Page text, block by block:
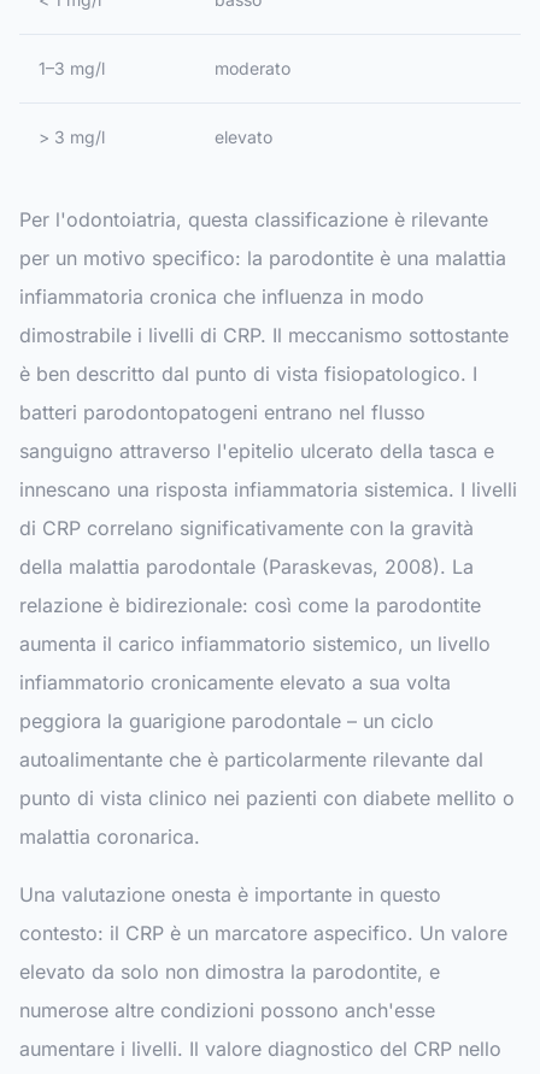
1–3 mg/l moderato
> 3 mg/l elevato
Per l'odontoiatria, questa classificazione è rilevante
per un motivo specifico: la parodontite è una malattia
infiammatoria cronica che influenza in modo
dimostrabile i livelli di CRP. Il meccanismo sottostante
è ben descritto dal punto di vista fisiopatologico. I
batteri parodontopatogeni entrano nel flusso
sanguigno attraverso l'epitelio ulcerato della tasca e
innescano una risposta infiammatoria sistemica. I livelli
di CRP correlano significativamente con la gravità
della malattia parodontale (Paraskevas, 2008). La
relazione è bidirezionale: così come la parodontite
aumenta il carico infiammatorio sistemico, un livello
infiammatorio cronicamente elevato a sua volta
peggiora la guarigione parodontale – un ciclo
autoalimentante che è particolarmente rilevante dal
punto di vista clinico nei pazienti con diabete mellito o
malattia coronarica.
Una valutazione onesta è importante in questo
contesto: il CRP è un marcatore aspecifico. Un valore
elevato da solo non dimostra la parodontite, e
numerose altre condizioni possono anch'esse
aumentare i livelli. Il valore diagnostico del CRP nello